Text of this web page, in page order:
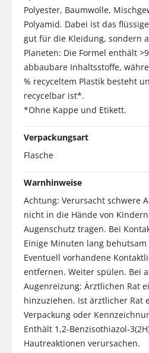
Polyester, Baumwolle,
Polyamid. Dabei ist das
gut für die Kleidung, sondern
Planeten: Die Formel enthält
abbaubare Inhaltsstoffe,
% recyceltem Plastik besteht
recycelbar ist*.
*Ohne Kappe und Etikett.
Verpackungsart
Flasche
Warnhinweise
Achtung: Verursacht schwere
nicht in die Hände von
Augenschutz tragen. Bei
Einige Minuten lang
Eventuell vorhandene
entfernen. Weiter spülen. Bei
Augenreizung: Ärztlichen Rat
hinzuziehen. Ist ärztlicher Rat
Verpackung oder
Enthält 1,2-Benzisothiazol-
Hautreaktionen verursachen.